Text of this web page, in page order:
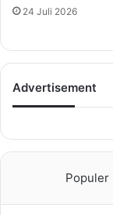
24 Juli 2026
Advertisement
Populer